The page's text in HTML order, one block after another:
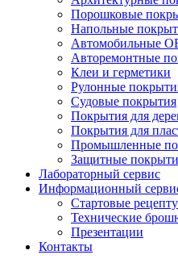
Порошковые
Напольные
Автомобильные
Авторемонтные
Клеи и герметики
Рулонные
Судовые покрытия
Покрытия для
Покрытия для
Промышленные
Защитные
Лабораторный сервис
Информационный
Стартовые
Технические
Презентации
Контакты